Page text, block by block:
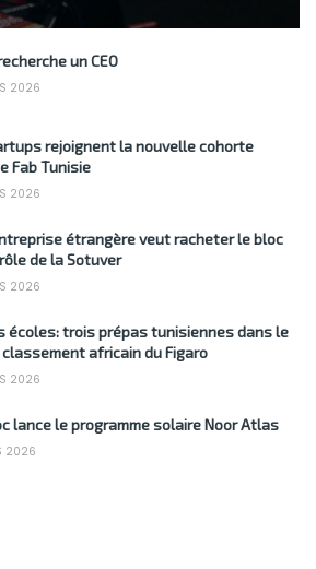
un CEO
2026
rejoignent la nouvelle cohorte
Fab Tunisie
2026
étrangère veut racheter le bloc
de la Sotuver
2026
écoles: trois prépas tunisiennes dans le
africain du Figaro
2026
lance le programme solaire Noor Atlas
2026